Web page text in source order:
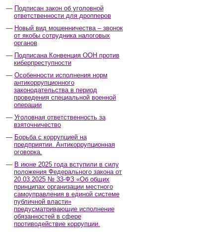
Подписан закон об уголовной
ответственности для дропперов
Новый вид мошенничества – звонок
от якобы сотрудника налоговых
органов
Подписана Конвенция ООН против
киберпреступности
Особенности исполнения норм
антикоррупционного
законодательства в период
проведения специальной военной
операции
Уголовная ответственность за
взяточничество
Борьба с коррупцией на
предприятии. Антикоррупционная
оговорка.
В июне 2025 года вступили в силу
положения Федерального закона от
20.03.2025 № 33-ФЗ «Об общих
принципах организации местного
самоуправления в единой системе
публичной власти»
предусматривающие исполнение
обязанностей в сфере
противодействие коррупции.